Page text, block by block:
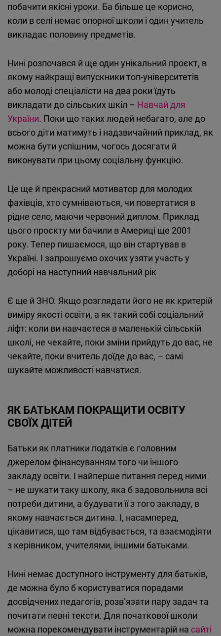
побачити якісні уроки. Ба більше це корисно,
коли в селі немає опорної школи і один учитель
викладає половину предметів.
Нині розпочався й ще один унікальний проєкт, в
якому найкращі випускники топ-університетів
або молоді спеціалісти на два роки їдуть
викладати до сільських шкіл – Навчай для
України. Поки що таких людей небагато, але до
всього діти матимуть і надзвичайний приклад, як
можна бути успішним, чогось досягати й
виконувати при цьому соціальну функцію.
Це ще й прекрасний мотиватор для молодих
фахівців, хто сумніваються, чи повертатися в
рідне село, маючи червоний диплом. Приклад
цього проєкту ми бачили в Америці ще 2001
року. Тепер пишаємося, що він стартував в
Україні. І запрошуємо охочих узяти участь у
доборі на наступний навчальний рік
Є ще й ЗНО. Якщо розглядати його не як критерій
виміру якості освіти, а як такий собі соціальний
ліфт: коли ви навчаєтеся в маленькій сільській
школі, не чекайте, поки зміни прийдуть до вас, не
чекайте, поки вчитель доїде до вас, – самі
шукайте можливості навчатися.
ЯК БАТЬКАМ ПОКРАЩИТИ ОСВІТУ
СВОЇХ ДІТЕЙ
Батьки як платники податків є головним
джерелом фінансуванням того чи іншого
закладу освіти. І найперше питання перед ними
– не шукати таку школу, яка б задовольнила всі
потреби дитини, а будувати її з того закладу, в
якому навчається дитина. І, насамперед,
цікавитися, що там відбувається, та взаємодіяти
з керівником, учителями, іншими батьками.
Нині немає доступного інструменту для батьків,
де можна було б користуватися порадами
досвідчених педагогів, розв’язати пару задач та
почитати певні тексти. Для початкової школи
можна порекомендувати інструментарій на сайті